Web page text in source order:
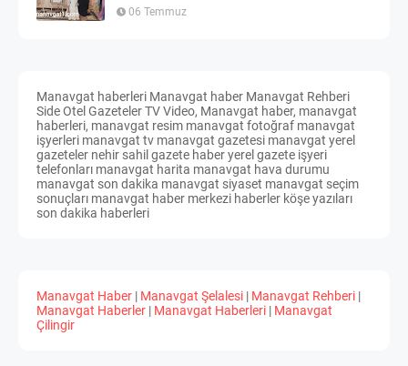
06 Temmuz
Manavgat haberleri Manavgat haber Manavgat Rehberi
Side Otel Gazeteler TV Video, Manavgat haber, manavgat
haberleri, manavgat resim manavgat fotoğraf manavgat
işyerleri manavgat tv manavgat gazetesi manavgat yerel
gazeteler nehir sahil gazete haber yerel gazete işyeri
telefonları manavgat harita manavgat hava durumu
manavgat son dakika manavgat siyaset manavgat seçim
sonuçları manavgat haber merkezi haberler köşe yazıları
son dakika haberleri
Manavgat Haber | Manavgat Şelalesi | Manavgat Rehberi |
Manavgat Haberler | Manavgat Haberleri | Manavgat
Çilingir